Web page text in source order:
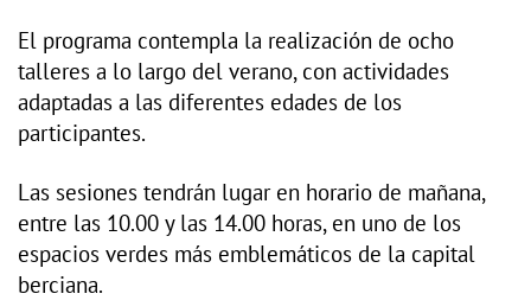
El programa contempla la realización de ocho
talleres a lo largo del verano, con actividades
adaptadas a las diferentes edades de los
participantes.
Las sesiones tendrán lugar en horario de mañana,
entre las 10.00 y las 14.00 horas, en uno de los
espacios verdes más emblemáticos de la capital
berciana.